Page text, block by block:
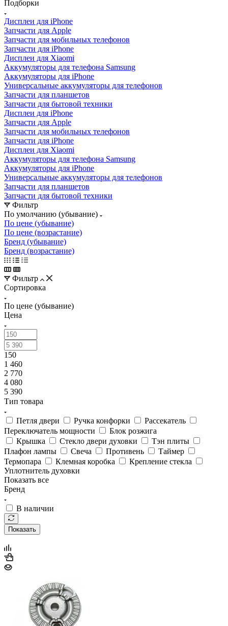
Дисплеи для iPhone
Запчасти для Apple
Запчасти для мобильных телефонов
Запчасти для iPhone
Дисплеи для Xiaomi
Аккумуляторы для телефона Samsung
Аккумуляторы для iPhone
Универсальные аккумуляторы для телефонов
Запчасти для планшетов
Запчасти для бытовой техники
Дисплеи для iPhone
Запчасти для Apple
Запчасти для мобильных телефонов
Запчасти для iPhone
Дисплеи для Xiaomi
Аккумуляторы для телефона Samsung
Аккумуляторы для iPhone
Универсальные аккумуляторы для телефонов
Запчасти для планшетов
Запчасти для бытовой техники
Фильтр
По умолчанию (убывание)
По цене (убывание)
По цене (возрастание)
Бренд (убывание)
Бренд (возрастание)
Фильтр
Сортировка
По цене (убывание)
Цена
150
1 460
2 770
4 080
5 390
Тип товара
Переключатель мощности
Блок розжига
Крышка
Стекло двери духовки
Тэн плиты
Плафон лампы
Свеча Противень
Таймер
Термопара
Клемная коробка
Крепление стекла
Уплотнитель духовки
Показать все
Бренд
Показать